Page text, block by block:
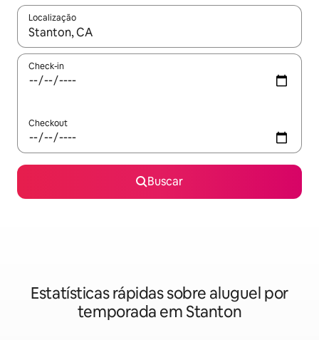
Localização
Quando os resultados estiverem disponíveis, explore-os
Check-in
Checkout
Buscar
Estatísticas rápidas sobre aluguel por
temporada em Stanton